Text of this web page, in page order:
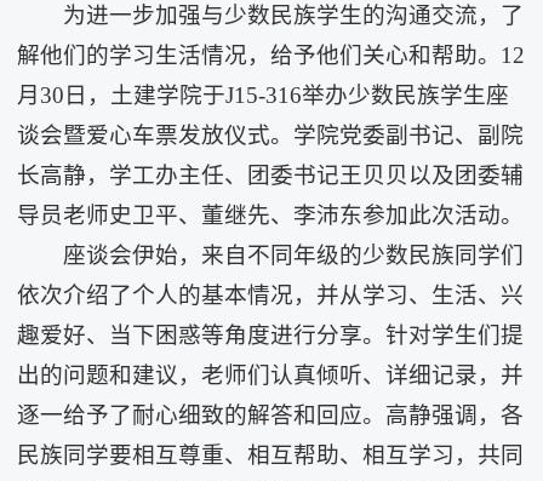
为进一步加强与少数民族学生的沟通交流，了
解他们的学习生活情况，给予他们关心和帮助。12
月30日，土建学院于J15-316举办少数民族学生座
谈会暨爱心车票发放仪式。学院党委副书记、副院
长高静，学工办主任、团委书记王贝贝以及团委辅
导员老师史卫平、董继先、李沛东参加此次活动。
座谈会伊始，来自不同年级的少数民族同学们
依次介绍了个人的基本情况，并从学习、生活、兴
趣爱好、当下困惑等角度进行分享。针对学生们提
出的问题和建议，老师们认真倾听、详细记录，并
逐一给予了耐心细致的解答和回应。高静强调，各
民族同学要相互尊重、相互帮助、相互学习，共同